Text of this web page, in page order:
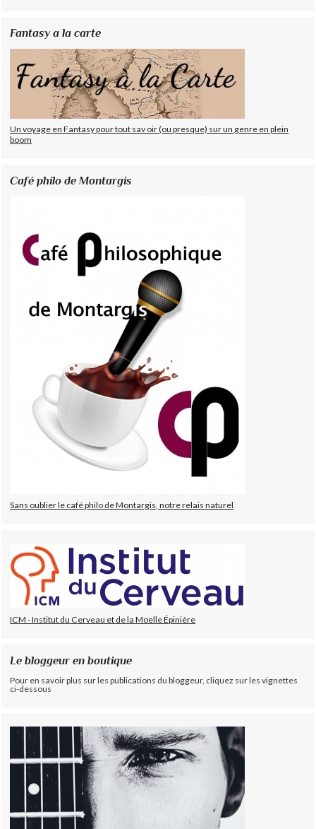
Fantasy a la carte
Un voyage en Fantasy pour tout sav oir (ou presque) sur un genre en plein
boom
Café philo de Montargis
Sans oublier le café philo de Montargis, notre relais naturel
ICM - Institut du Cerveau et de la Moelle Épinière
Le bloggeur en boutique
Pour en savoir plus sur les publications du bloggeur, cliquez sur les vignettes
ci-dessous